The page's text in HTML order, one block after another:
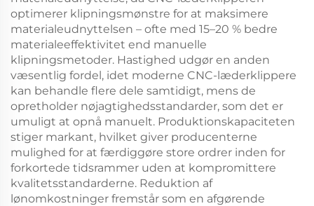
optimerer klipningsmønstre for at maksimere
materialeudnyttelsen – ofte med 15–20 % bedre
materialeeffektivitet end manuelle
klipningsmetoder. Hastighed udgør en anden
væsentlig fordel, idet moderne CNC-læderklippere
kan behandle flere dele samtidigt, mens de
opretholder nøjagtighedsstandarder, som det er
umuligt at opnå manuelt. Produktionskapaciteten
stiger markant, hvilket giver producenterne
mulighed for at færdiggøre store ordrer inden for
forkortede tidsrammer uden at kompromittere
kvalitetsstandarderne. Reduktion af
lønomkostninger fremstår som en afgørende